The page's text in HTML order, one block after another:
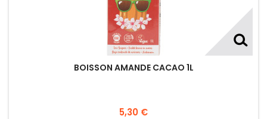
BOISSON AMANDE CACAO 1L
5,30 €